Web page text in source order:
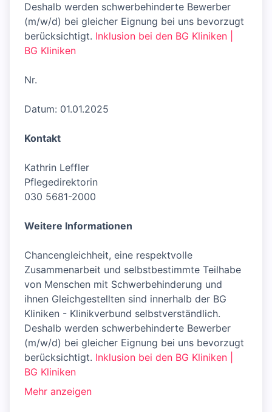
Deshalb werden schwerbehinderte Bewerber
(m/w/d) bei gleicher Eignung bei uns bevorzugt
berücksichtigt. Inklusion bei den BG Kliniken |
BG Kliniken
Nr.
Datum: 01.01.2025
Kontakt
Kathrin Leffler
Pflegedirektorin
030 5681-2000
Weitere Informationen
Chancengleichheit, eine respektvolle
Zusammenarbeit und selbstbestimmte Teilhabe
von Menschen mit Schwerbehinderung und
ihnen Gleichgestellten sind innerhalb der BG
Kliniken - Klinikverbund selbstverständlich.
Deshalb werden schwerbehinderte Bewerber
(m/w/d) bei gleicher Eignung bei uns bevorzugt
berücksichtigt. Inklusion bei den BG Kliniken |
BG Kliniken
Mehr anzeigen